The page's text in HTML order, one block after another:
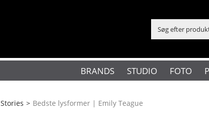
BRANDS STUDIO FOTO
Stories > Bedste lysformer | Emily Teague